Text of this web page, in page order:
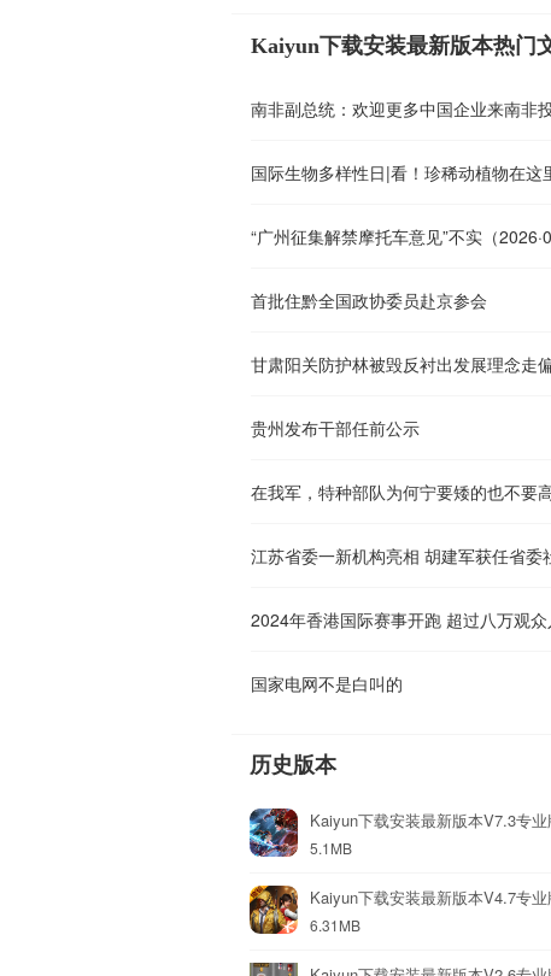
Kaiyun下载安装最新版本热门
南非副总统：欢迎更多中国企业来南非
国际生物多样性日|看！珍稀动植物在这
“广州征集解禁摩托车意见”不实（
首批住黔全国政协委员赴京参会
甘肃阳关防护林被毁反衬出发展理念走
贵州发布干部任前公示
江苏省委一新机构亮相 胡建军获任省委
2024年香港国际赛事开跑 超过八万观
国家电网不是白叫的
历史版本
Kaiyun下载安装最新版本V7.3专业
5.1MB
Kaiyun下载安装最新版本V4.7专业
6.31MB